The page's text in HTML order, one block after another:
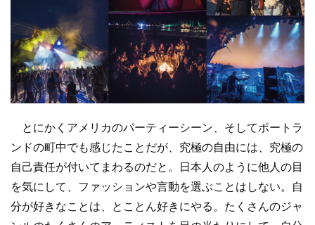
とにかくアメリカのパーティーシーン、そしてポートラ
ンドの町中でも感じたことだが、究極の自由には、究極の
自己責任が付いてまわるのだと。日本人のように他人の目
を気にして、ファッションや言動を選ぶことはしない。自
分が好きなことは、とことん好きにやる。たくさんのジャ